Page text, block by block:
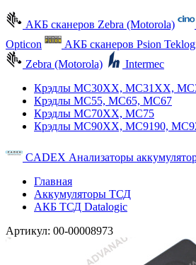
АКБ сканеров Zebra (Motorola)
Opticon
АКБ сканеров Psion
Zebra (Motorola)
Intermec
Крэдлы MC30XX, MC31XX,
Крэдлы MC55, MC65, MC67
Крэдлы MC70XX, MC75
Крэдлы MC90XX, MC9190,
CADEX Анализаторы
Главная
Аккумуляторы ТСД
АКБ ТСД Datalogic
Артикул: 00-00008973